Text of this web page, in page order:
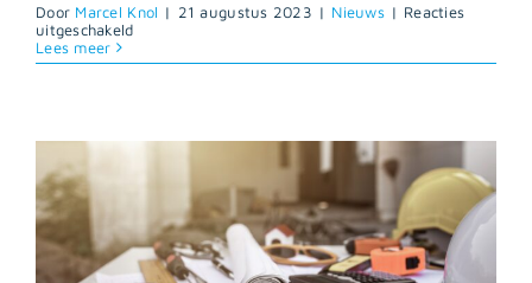
Door Marcel Knol | 21 augustus 2023 | Nieuws | Reacties
uitgeschakeldvoor
the
Lees meer